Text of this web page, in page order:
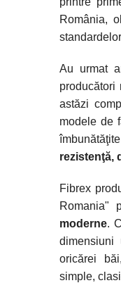
România,
Au urmat
producători
astăzi
modele de
rezistenţă,
Fibrex
Romania"
moderne.
dimensiuni
oricărei
simple,